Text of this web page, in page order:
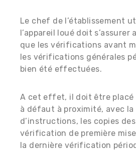
Le chef de l’établissement
l’appareil loué doit
que les vérifications avant
les vérifications générales
bien été effectuées.
A cet effet, il doit être placé
à défaut à proximité, avec
d’instructions, les copies
vérification de première
la dernière vérification